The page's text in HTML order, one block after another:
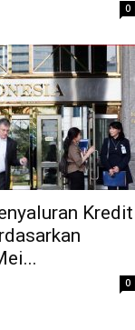
0
Kredit
0